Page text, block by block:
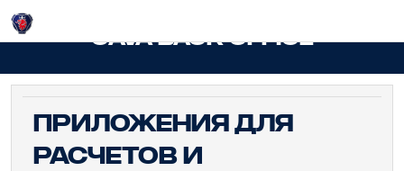
CAVA Back Office
Приложения для
расчетов и